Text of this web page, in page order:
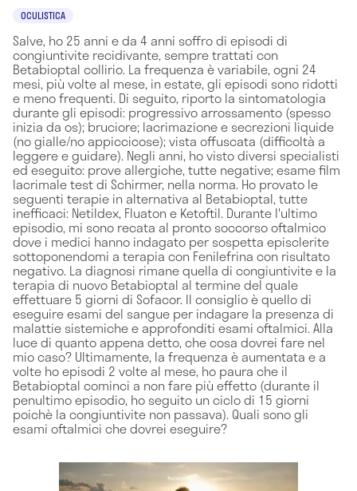
OCULISTICA
Salve, ho 25 anni e da 4 anni soffro di episodi di
congiuntivite recidivante, sempre trattati con
Betabioptal collirio. La frequenza è variabile, ogni 24
mesi, più volte al mese, in estate, gli episodi sono ridotti
e meno frequenti. Di seguito, riporto la sintomatologia
durante gli episodi: progressivo arrossamento (spesso
inizia da os); bruciore; lacrimazione e secrezioni liquide
(no gialle/no appiccicose); vista offuscata (difficoltà a
leggere e guidare). Negli anni, ho visto diversi specialisti
ed eseguito: prove allergiche, tutte negative; esame film
lacrimale test di Schirmer, nella norma. Ho provato le
seguenti terapie in alternativa al Betabioptal, tutte
inefficaci: Netildex, Fluaton e Ketoftil. Durante l'ultimo
episodio, mi sono recata al pronto soccorso oftalmico
dove i medici hanno indagato per sospetta episclerite
sottoponendomi a terapia con Fenilefrina con risultato
negativo. La diagnosi rimane quella di congiuntivite e la
terapia di nuovo Betabioptal al termine del quale
effettuare 5 giorni di Sofacor. Il consiglio è quello di
eseguire esami del sangue per indagare la presenza di
malattie sistemiche e approfonditi esami oftalmici. Alla
luce di quanto appena detto, che cosa dovrei fare nel
mio caso? Ultimamente, la frequenza è aumentata e a
volte ho episodi 2 volte al mese, ho paura che il
Betabioptal cominci a non fare più effetto (durante il
penultimo episodio, ho seguito un ciclo di 15 giorni
poichè la congiuntivite non passava). Quali sono gli
esami oftalmici che dovrei eseguire?